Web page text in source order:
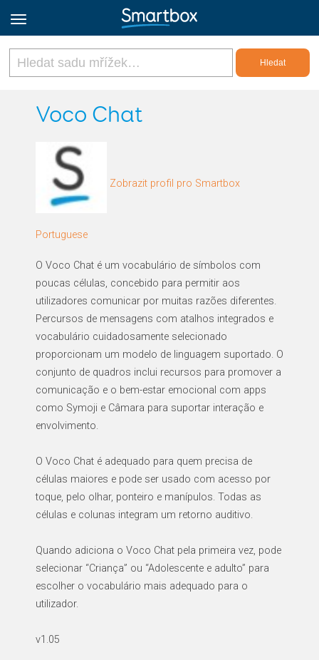
Online Grids
Zaregistrovat se
Voco Chat
Zobrazit profil pro Smartbox
Portuguese
O Voco Chat é um vocabulário de símbolos com
poucas células, concebido para permitir aos
utilizadores comunicar por muitas razões diferentes.
Percursos de mensagens com atalhos integrados e
vocabulário cuidadosamente selecionado
proporcionam um modelo de linguagem suportado. O
conjunto de quadros inclui recursos para promover a
comunicação e o bem-estar emocional com apps
como Symoji e Câmara para suportar interação e
envolvimento.
O Voco Chat é adequado para quem precisa de
células maiores e pode ser usado com acesso por
toque, pelo olhar, ponteiro e manípulos. Todas as
células e colunas integram um retorno auditivo.
Quando adiciona o Voco Chat pela primeira vez, pode
selecionar “Criança” ou “Adolescente e adulto” para
escolher o vocabulário mais adequado para o
utilizador.
v1.05